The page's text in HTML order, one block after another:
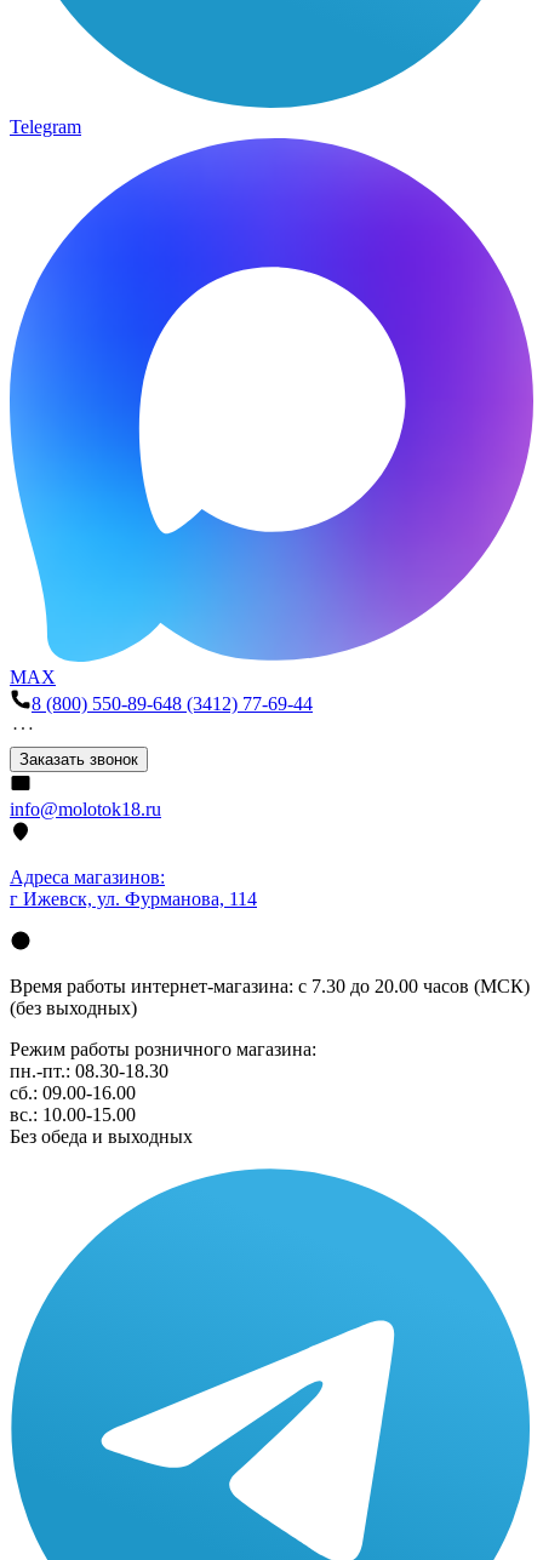
Telegram
MAX
8 (800) 550-89-648 (3412) 77-69-44
Заказать звонок
info@molotok18.ru
Адреса магазинов:
г Ижевск, ул. Фурманова, 114
Время работы интернет-магазина: с 7.30 до 20.00 часов (МСК)
(без выходных)
Режим работы розничного магазина:
пн.-пт.: 08.30-18.30
сб.: 09.00-16.00
вс.: 10.00-15.00
Без обеда и выходных